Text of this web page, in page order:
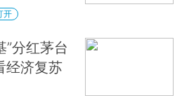
开
”分红茅台
经济复苏